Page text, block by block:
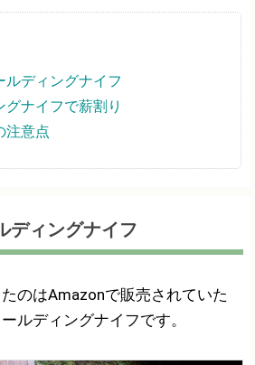
ルディングナイフ
グナイフで薪割り
注意点
ディングナイフ
のはAmazonで販売されていた
ルディングナイフです。